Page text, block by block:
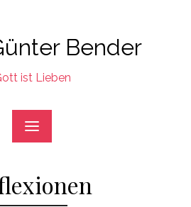
Bender
ist Lieben